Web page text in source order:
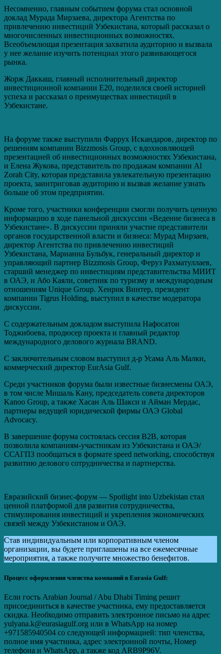
Несомненно, главным событием форума стал основной
доклад Мурада Мирзаева, директора Агентства по
привлечению инвестиций Узбекистана, который рассказал о
многочисленных инвестиционных возможностях.
Всеобъемлющая презентация захватила аудиторию и вызвала
у нее желание изучить потенциал этого развивающегося
рынка.
Жорж Даккаш, главный исполнительный директор
инвестиционной компании E20, поделился своей историей
успеха и рассказал о преимуществах инвестиций в
Узбекистане.
На форуме также выступили Фаррух Искандаров, директор по
решениям компании Bizzmosis Group, с вдохновляющей
презентацией об инвестиционных возможностях Узбекистана,
и Елена Жукова, представитель по продажам компании Al
Zorah City, которая представила увлекательную презентацию
проекта, заинтриговав аудиторию и вызвав желание узнать
больше об этом предприятии.
Кроме того, участники конференции смогли получить ценную
информацию в ходе панельной дискуссии «Ведение бизнеса в
Узбекистане». В дискуссии приняли участие представители
органов государственной власти и бизнеса: Мурад Мирзаев,
директор Агентства по привлечению инвестиций
Узбекистана, Марианна Бульбук, генеральный директор и
управляющий партнер Bizzmosis Group, Феруз Рахматуллаев,
старший менеджер по инвестициям представительства МИИТ
в ОАЭ, и Або Каяли, советник по туризму и международным
отношениям Unique Group. Хенрик Винтер, президент
компании Tigrus Holding, выступил в качестве модератора
дискуссии.
С содержательным докладом выступила Нафосатон
Тоджибоева, продюсер проекта и главный редактор
международного делового журнала BRAND.
С заключительным словом выступил д-р Усама Аль Малки,
коммерческий директор EurAsia Gulf.
Среди участников форума были известные бизнесмены ОАЭ,
в том числе Мишаль Кану, председатель совета директоров
Kanoo Group, а также Хасан Аль Шакси и Айман Мердас,
партнеры ведущей юридической фирмы ОАЭ Global
Advocacy.
В завершение форума состоялась сессия B2B, которая
позволила компаниям-участникам из Узбекистана и ОАЭ/
ССАГПЗ пообщаться в формате speed networking, способствуя
развитию делового сотрудничества и партнерства.
Евразийский бизнес-форум — Spotlight into Uzbekistan стал
ценной платформой для развития сотрудничества,
стимулирования инвестиций и укрепления экономических
связей между Узбекистаном и ОАЭ.
Став индивидуальным или корпоративным членом
организации, вы будете приглашены на все ежемесячные
мероприятия, а также получите множество бенефитов.
Процесс оформления членства компаний в Eurasia Gulf:
Если гость Arabian Journal / Abu Dhabi Timing решит
присоединиться в качестве участника, ему предоставляется
скидка. Необходимо отправить электронное письмо на адрес
yulyana.k@eurasiagulf.org или в WhatsApp на номер
+971585940504 со следующей информацией: тип членства,
полное имя участника, адрес электронной почты, Номер
телефона и WhatsApp, а также код ARB9P96V.